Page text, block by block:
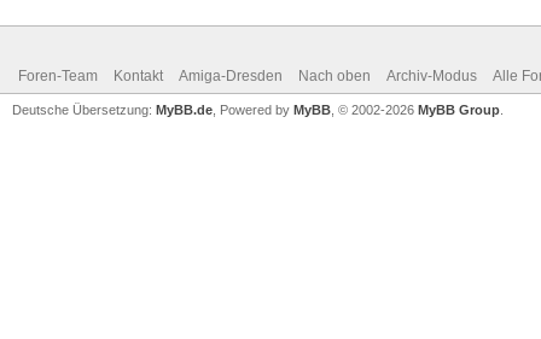
Foren-Team Kontakt Amiga-Dresden Nach oben Archiv-Modus Alle
Deutsche Übersetzung: MyBB.de , Powered by MyBB , © 2002-2026 MyBB Group